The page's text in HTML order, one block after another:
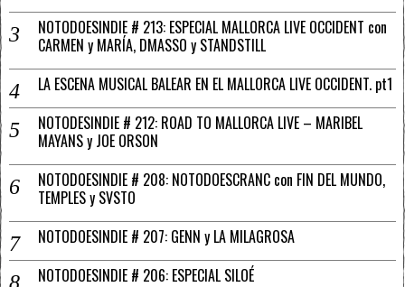
NOTODOESINDIE # 213: ESPECIAL MALLORCA LIVE OCCIDENT con
CARMEN y MARÍA, DMASSO y STANDSTILL
LA ESCENA MUSICAL BALEAR EN EL MALLORCA LIVE OCCIDENT. pt1
NOTODESINDIE # 212: ROAD TO MALLORCA LIVE – MARIBEL
MAYANS y JOE ORSON
NOTODOESINDIE # 208: NOTODOESCRANC con FIN DEL MUNDO,
TEMPLES y SVSTO
NOTODOESINDIE # 207: GENN y LA MILAGROSA
NOTODOESINDIE # 206: ESPECIAL SILOÉ